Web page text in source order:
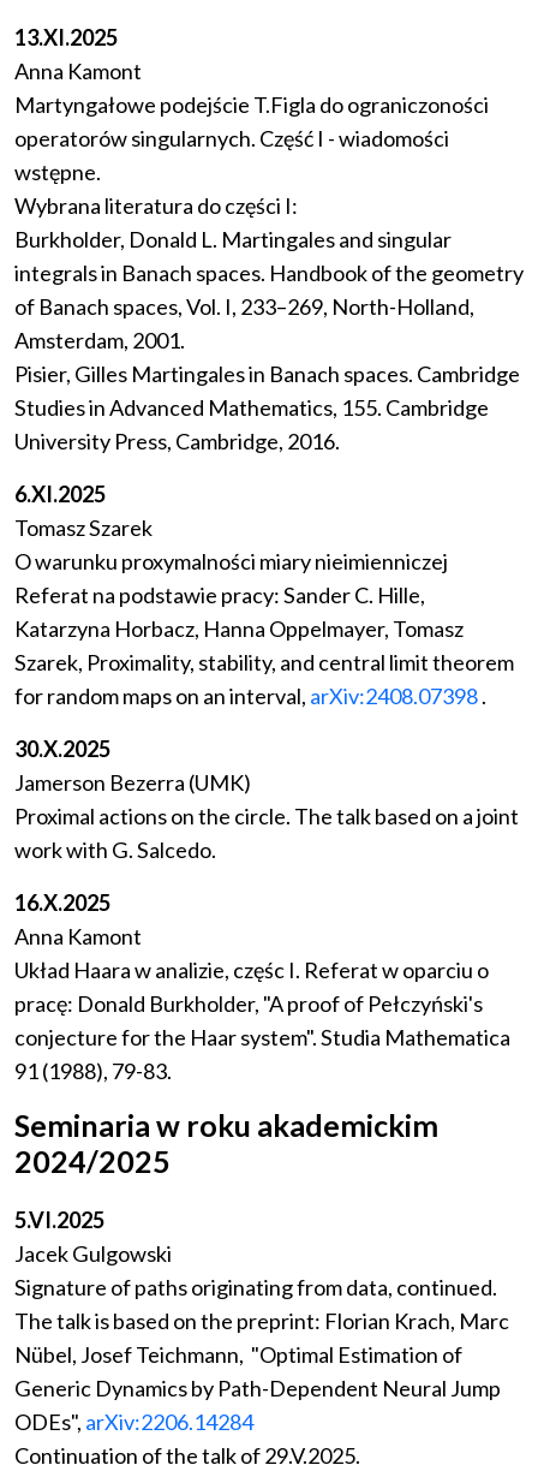
13.XI.2025
Anna Kamont
Martyngałowe podejście T.Figla do ograniczoności
operatorów singularnych. Część I - wiadomości
wstępne.
Wybrana literatura do części I:
Burkholder, Donald L. Martingales and singular
integrals in Banach spaces. Handbook of the geometry
of Banach spaces, Vol. I, 233–269, North-Holland,
Amsterdam, 2001.
Pisier, Gilles Martingales in Banach spaces. Cambridge
Studies in Advanced Mathematics, 155. Cambridge
University Press, Cambridge, 2016.
6.XI.2025
Tomasz Szarek
O warunku proxymalności miary nieimienniczej
Referat na podstawie pracy: Sander C. Hille,
Katarzyna Horbacz, Hanna Oppelmayer, Tomasz
Szarek, Proximality, stability, and central limit theorem
for random maps on an interval, arXiv:2408.07398.
30.X.2025
Jamerson Bezerra (UMK)
Proximal actions on the circle. The talk based on a joint
work with G. Salcedo.
16.X.2025
Anna Kamont
Układ Haara w analizie, częśc I. Referat w oparciu o
pracę: Donald Burkholder, "A proof of Pełczyński's
conjecture for the Haar system". Studia Mathematica
91 (1988), 79-83.
Seminaria w roku akademickim
2024/2025
5.VI.2025
Jacek Gulgowski
Signature of paths originating from data, continued.
The talk is based on the preprint: Florian Krach, Marc
Nübel, Josef Teichmann, "Optimal Estimation of
Generic Dynamics by Path-Dependent Neural Jump
ODEs", arXiv:2206.14284
Continuation of the talk of 29.V.2025.